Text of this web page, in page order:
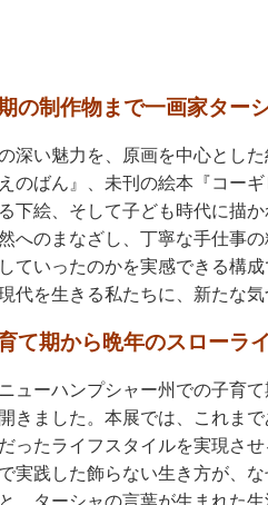
の制作物まで一画家ター
深い魅力を、原画を中心とした
のばん』、未刊の絵本『コー
下絵、そして子ども時代に描
へのまなざし、丁寧な手仕事
ていったのかを実感できる構成
代を生きる私たちに、新たな気
て期から晩年のスローラ
ューハンプシャー州での子育
きました。本展では、これま
ったライフスタイルを実現さ
実践した飾らない生き方が、